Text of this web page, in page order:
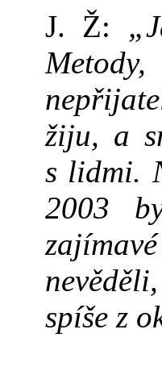
J. Ž:
žiju, a
s lidmi.
2003
spíše z